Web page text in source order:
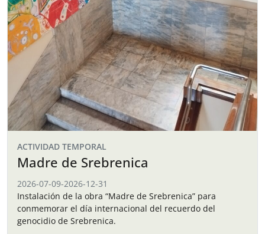
ACTIVIDAD TEMPORAL
Madre de Srebrenica
2026-07-09-2026-12-31
Instalación de la obra “Madre de Srebrenica” para
conmemorar el día internacional del recuerdo del
genocidio de Srebrenica.